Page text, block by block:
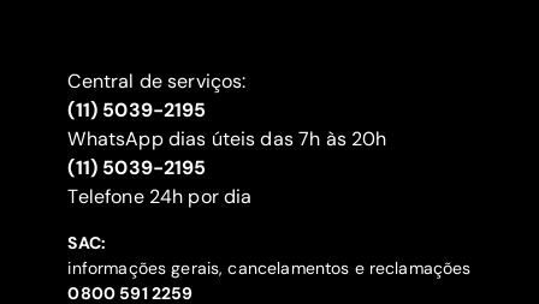
Central de serviços:
(11) 5039-2195
WhatsApp dias úteis das 7h às 20h
(11) 5039-2195
‍Telefone 24h por dia
SAC:
informações gerais, cancelamentos e reclamações
‍0800 591 2259